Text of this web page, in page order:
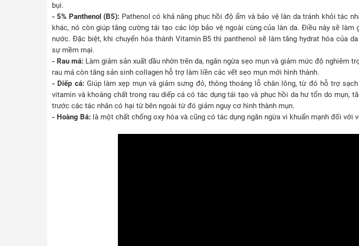
bụi.
- 5% Panthenol (B5): Pathenol có khả năng phục hồi độ ẩm và bảo vệ làn da tránh khỏi tác
khác, nó còn giúp tăng cường tái tạo các lớp bảo vệ ngoài cùng của làn da. Điều này sẽ làm
nước. Đặc biệt, khi chuyển hóa thành Vitamin B5 thì panthenol sẽ làm tăng hydrat hóa của
sự mềm mại.
- Rau má: Làm giảm sản xuất dầu nhờn trên da, ngăn ngừa sẹo mụn và giảm mức độ nghiêm
rau má còn tăng sản sinh collagen hỗ trợ làm liền các vết sẹo mụn mới hình thành.
- Diếp cá:Giúp làm xẹp mụn và giảm sưng đỏ, thông thoáng lỗ chân lông, từ đó hỗ trợ
vitamin và khoáng chất trong rau diếp cá có tác dụng tái tạo và phục hồi da hư tổn do mụn,
trước các tác nhân có hại từ bên ngoài từ đó giảm nguy cơ hình thành mụn.
- Hoàng Bá: là một chất chống oxy hóa và cũng có tác dụng ngăn ngừa vi khuẩn mạnh đối với